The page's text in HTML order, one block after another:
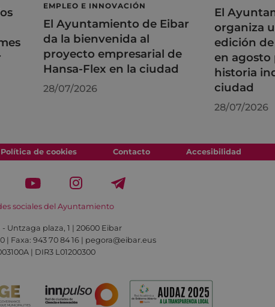
EMPLEO E INNOVACIÓN
El Ayuntamiento de Eibar
da la bienvenida al
proyecto empresarial de
Hansa-Flex en la ciudad
28/07/2026
El
organiza
edición
en agosto
historia
ciudad
28/07/2026
Política de cookies Contacto Accesibilidad
sociales del Ayuntamiento
Untzaga plaza, 1 | 20600 Eibar
| Faxa: 943 70 84 16 | pegora@eibar.eus
| DIR3 L01200300